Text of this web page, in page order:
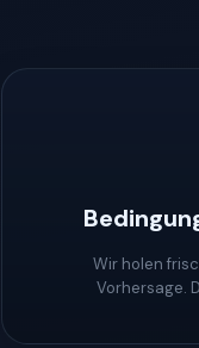
Wir holen
Vorhersage.